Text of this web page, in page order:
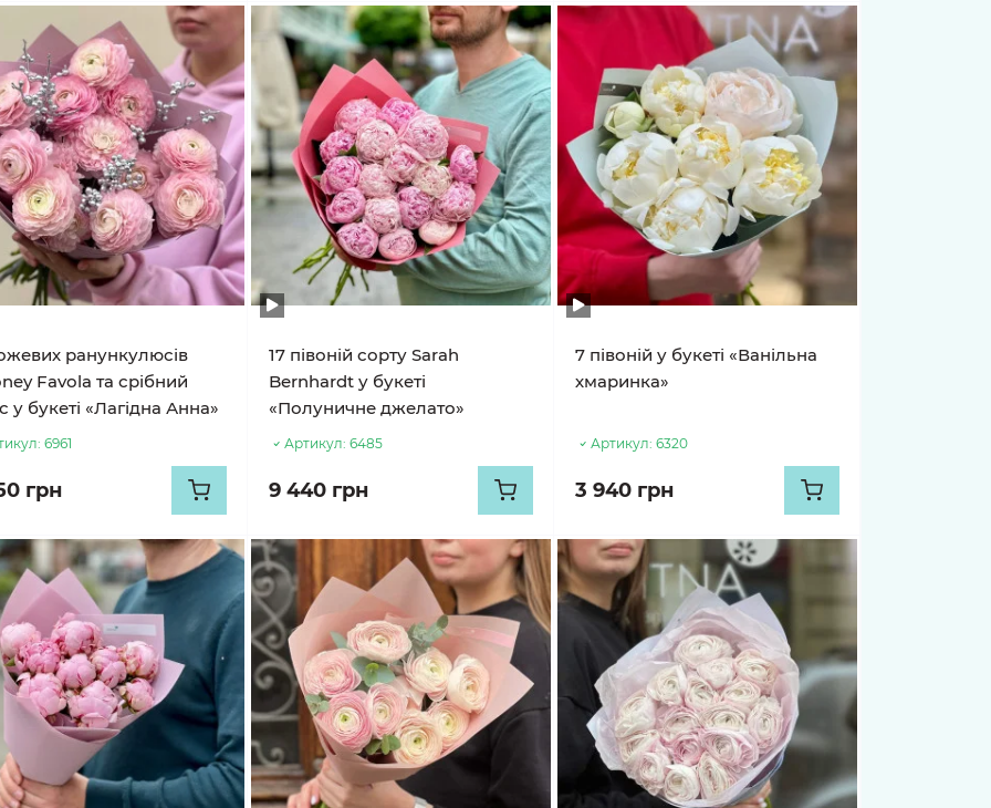
ранункулюсів
Favola та срібний
у букеті «Лагідна Анна»
6961
грн
17 півоній сорту Sarah
Bernhardt у букеті
«Полуничне джелато»
Артикул: 6485
9 440 грн
7 півоній у букеті «Ванільна
хмаринка»
Артикул: 6320
3 940 грн